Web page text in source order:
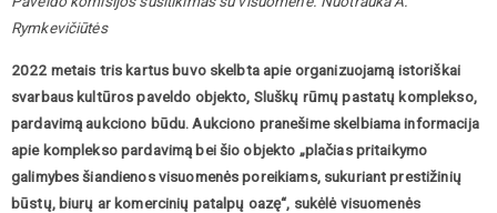
Rymkevičiūtės
2022 metais tris kartus buvo skelbta apie organizuojamą istoriškai
svarbaus kultūros paveldo objekto, Sluškų rūmų pastatų komplekso,
pardavimą aukciono būdu. Aukciono pranešime skelbiama informacija
apie komplekso pardavimą bei šio objekto „plačias pritaikymo
galimybes šiandienos visuomenės poreikiams, sukuriant prestižinių
būstų, biurų ar komercinių patalpų oazę“, sukėlė visuomenės